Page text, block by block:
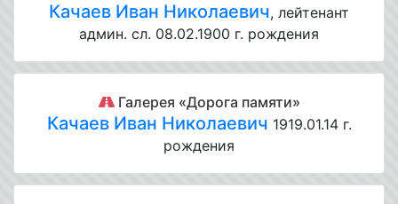
Качаев Иван Николаевич, лейтенант
админ. сл. 08.02.1900 г. рождения
Галерея «Дорога памяти»
Качаев Иван Николаевич 1919.01.14 г.
рождения